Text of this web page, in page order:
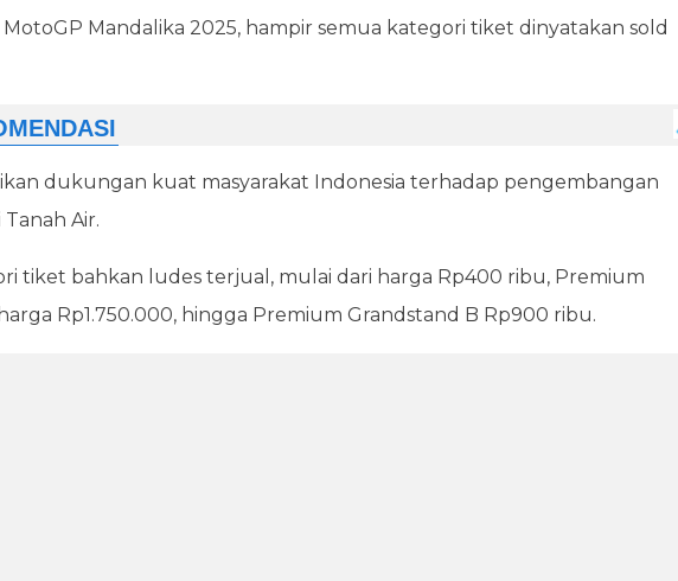
MotoGP Mandalika 2025, hampir semua kategori tiket dinyatakan sold
dukungan kuat masyarakat Indonesia terhadap pengembangan
Tanah Air.
tiket bahkan ludes terjual, mulai dari harga Rp400 ribu, Premium
Rp1.750.000, hingga Premium Grandstand B Rp900 ribu.